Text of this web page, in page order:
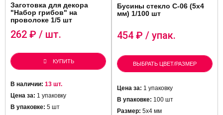
Заготовка для декора
"Набор грибов" на
проволоке 1/5 шт
262 ₽ / шт.
КУПИТЬ
В наличии: 13 шт.
Цена за: 1 упаковку
В упаковке: 5 шт
Бусины стекло C-06 (5х4
мм) 1/100 шт
454 ₽ / упак.
ВЫБРАТЬ ЦВЕТ/РАЗМЕР
Цена за: 1 упаковку
В упаковке: 100 шт
Размер: 5х4 мм